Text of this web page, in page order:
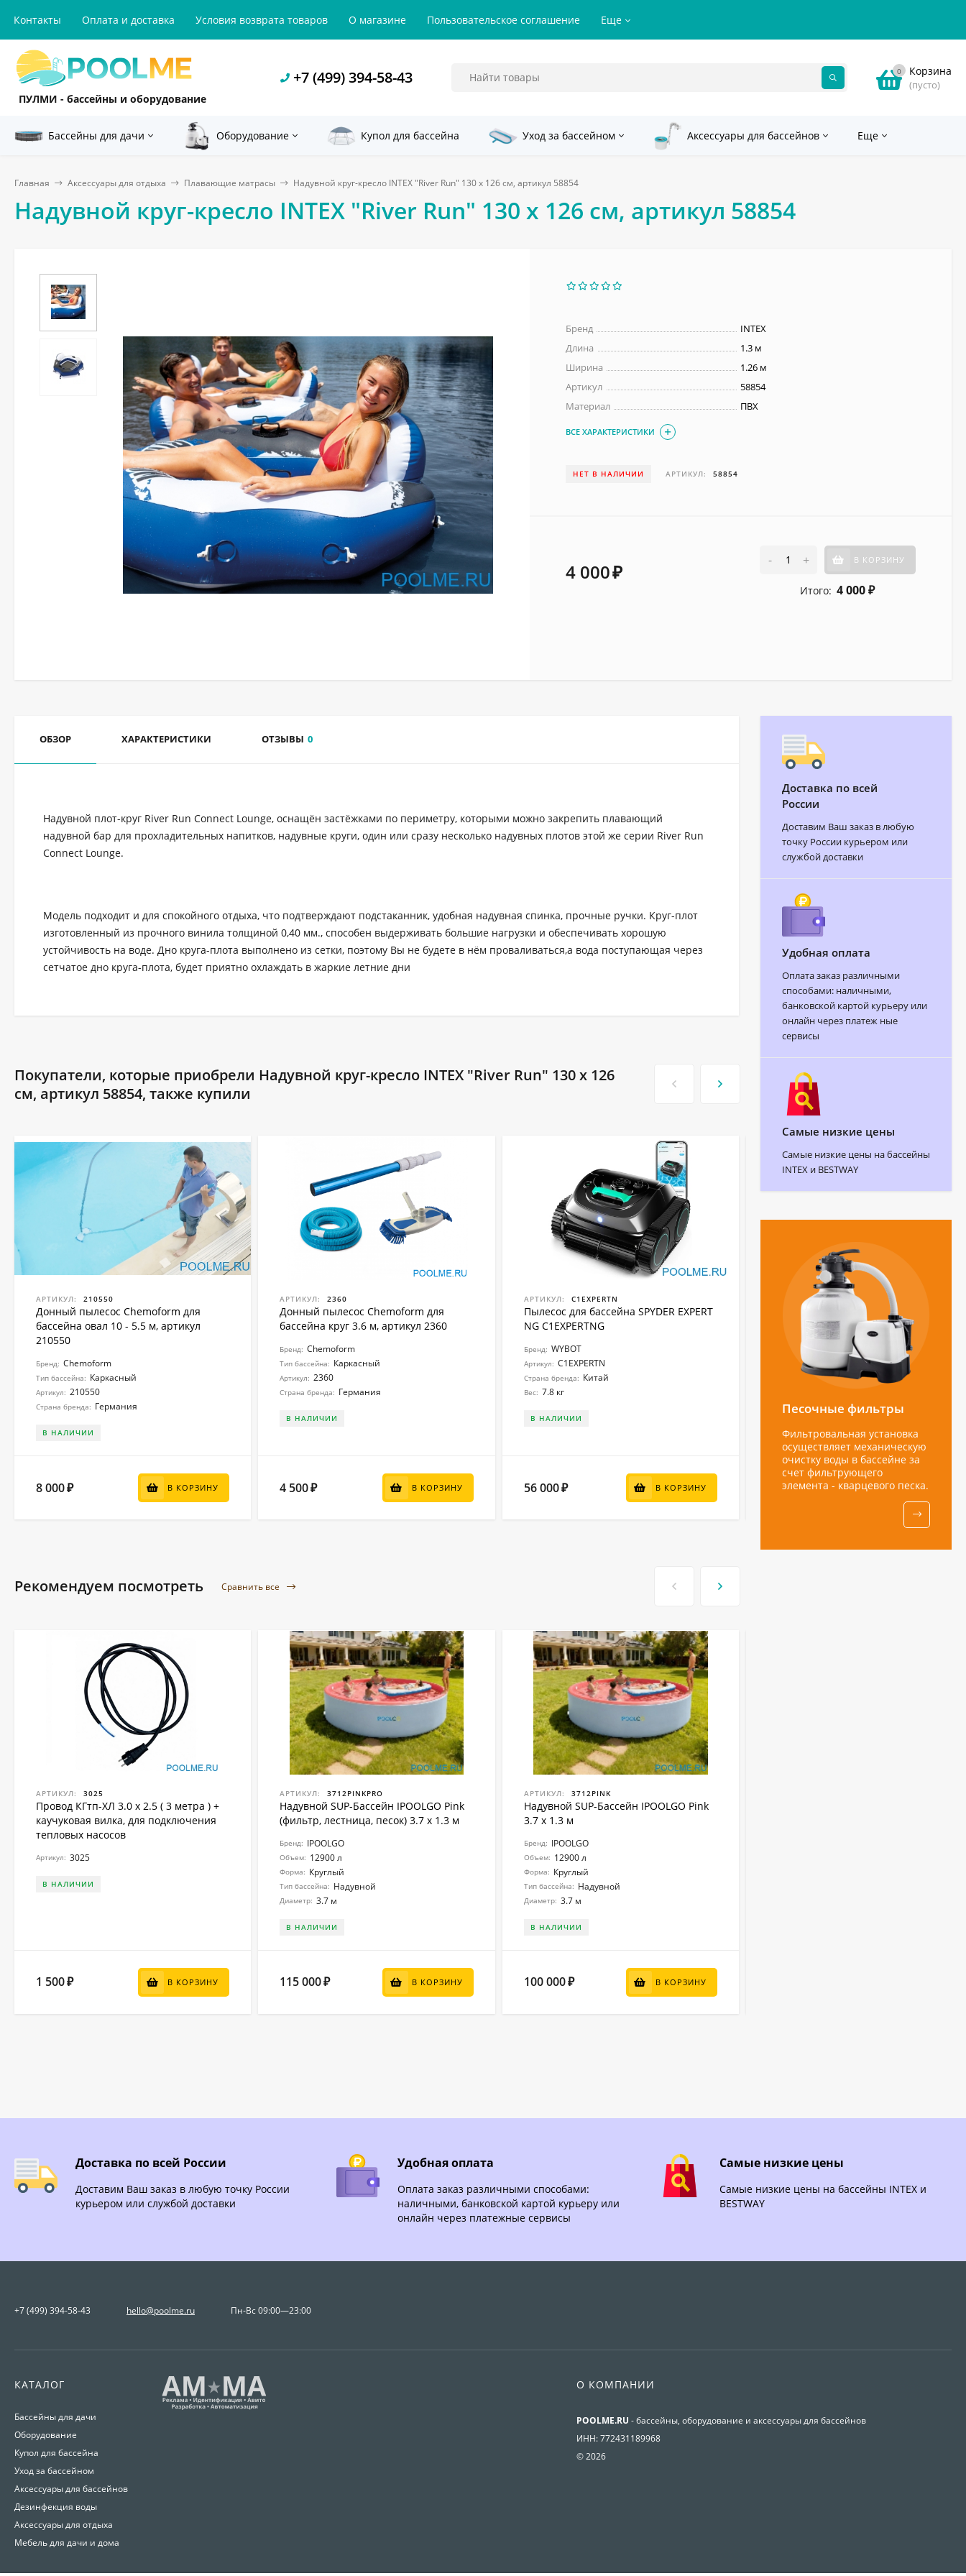
Контакты Оплата и доставка Условия возврата товаров О магазине Пользовательское соглашение Еще
ПУЛМИ - бассейны и оборудование
+7 (499) 394-58-43 0 Корзина
(пусто)
Бассейны для дачи Оборудование Купол для бассейна Уход за бассейном Аксессуары для бассейнов Еще
Главная Аксессуары для отдыха Плавающие матрасы Надувной круг-кресло INTEX "River Run" 130 x 126 см, артикул 58854
Надувной круг-кресло INTEX "River Run" 130 x 126 см, артикул 58854
Бренд
INTEX
Длина
1.3 м
Ширина
1.26 м
Артикул
58854
Материал
ПВХ
ВСЕ ХАРАКТЕРИСТИКИ
НЕТ В НАЛИЧИИ АРТИКУЛ: 58854
4 000₽
- + В КОРЗИНУ
Итого: 4 000₽
ОБЗОР ХАРАКТЕРИСТИКИ ОТЗЫВЫ 0
Надувной плот-круг River Run Connect Lounge, оснащён застёжками по периметру, которыми можно закрепить плавающий
надувной бар для прохладительных напитков, надувные круги, один или сразу несколько надувных плотов этой же серии River Run
Connect Lounge.
Модель подходит и для спокойного отдыха, что подтверждают подстаканник, удобная надувная спинка, прочные ручки. Круг-плот
изготовленный из прочного винила толщиной 0,40 мм., способен выдерживать большие нагрузки и обеспечивать хорошую
устойчивость на воде. Дно круга-плота выполнено из сетки, поэтому Вы не будете в нём проваливаться,а вода поступающая через
сетчатое дно круга-плота, будет приятно охлаждать в жаркие летние дни
Покупатели, которые приобрели Надувной круг-кресло INTEX "River Run" 130 x 126
см, артикул 58854, также купили
АРТИКУЛ: 210550
Донный пылесос Chemoform для
бассейна овал 10 - 5.5 м, артикул
210550
Бренд: Chemoform
Тип бассейна: Каркасный
Артикул: 210550
Страна бренда: Германия
В НАЛИЧИИ
8 000₽ В КОРЗИНУ
АРТИКУЛ: 2360
Донный пылесос Chemoform для
бассейна круг 3.6 м, артикул 2360
Бренд: Chemoform
Тип бассейна: Каркасный
Артикул: 2360
Страна бренда: Германия
В НАЛИЧИИ
4 500₽ В КОРЗИНУ
АРТИКУЛ: C1EXPERTN
Пылесос для бассейна SPYDER EXPERT
NG C1EXPERTNG
Бренд: WYBOT
Артикул: C1EXPERTN
Страна бренда: Китай
Вес: 7.8 кг
В НАЛИЧИИ
56 000₽ В КОРЗИНУ
АРТИКУЛ: 2550
Донный пылесос Chemoform для
бассейна круг 5.5 м, артикул 2550
Бренд: Chemoform
Тип бассейна: Каркасный
2550
Германия
4 500₽ В КОРЗИНУ
Рекомендуем посмотреть Сравнить все
АРТИКУЛ: 3025
Провод КГтп-ХЛ 3.0 x 2.5 ( 3 метра ) +
каучуковая вилка, для подключения
тепловых насосов
Артикул: 3025
В НАЛИЧИИ
1 500₽ В КОРЗИНУ
АРТИКУЛ: 3712PINKPRO
Надувной SUP-Бассейн IPOOLGO Pink
(фильтр, лестница, песок) 3.7 x 1.3 м
Бренд: IPOOLGO
Объем: 12900 л
Форма: Круглый
Тип бассейна: Надувной
Диаметр: 3.7 м
В НАЛИЧИИ
115 000₽ В КОРЗИНУ
АРТИКУЛ: 3712PINK
Надувной SUP-Бассейн IPOOLGO Pink
3.7 x 1.3 м
Бренд: IPOOLGO
Объем: 12900 л
Форма: Круглый
Тип бассейна: Надувной
Диаметр: 3.7 м
В НАЛИЧИИ
100 000₽ В КОРЗИНУ
Доставка по всей
России
Доставим Ваш заказ в любую
точку России курьером или
службой доставки
Удобная оплата
Оплата заказ различными
способами: наличными,
банковской картой курьеру или
онлайн через платеж ные
сервисы
Самые низкие цены
Самые низкие цены на бассейны
INTEX и BESTWAY
Песочные фильтры
Фильтровальная установка
осуществляет механическую
очистку воды в бассейне за
счет фильтрующего
элемента - кварцевого песка.
Доставка по всей России
Доставим Ваш заказ в любую точку России
курьером или службой доставки
Удобная оплата
Оплата заказ различными способами:
наличными, банковской картой курьеру или
онлайн через платежные сервисы
Самые низкие цены
Самые низкие цены на бассейны INTEX и
BESTWAY
+7 (499) 394-58-43 hello@poolme.ru Пн-Вс 09:00—23:00
КАТАЛОГ
Бассейны для дачи
Оборудование
Купол для бассейна
Уход за бассейном
Аксессуары для бассейнов
Дезинфекция воды
Аксессуары для отдыха
Мебель для дачи и дома
О КОМПАНИИ
POOLME.RU - бассейны, оборудование и аксессуары для бассейнов
ИНН: 772431189968
© 2026